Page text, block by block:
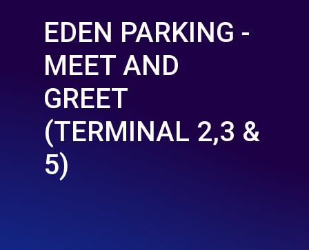
EDEN PARKING -
MEET AND
GREET
(TERMINAL 2,3 &
5)